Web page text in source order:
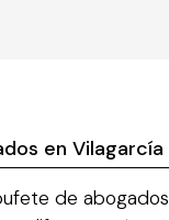
en Vilagarcía
de